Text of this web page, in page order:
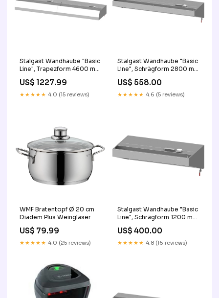
Stalgast Wandhaube "Basic
Line", Trapezform 4600 mm
x 1100 mm mit
Flammschutzfilter Typ B
REVIEW
US$ 1227.99
★★★★★ 4.0 (15 reviews)
Stalgast Wandhaube "Basic
Line", Schrägform 2800 mm
x 600 mm mit
Flammschutzfilter Typ B
READY
US$ 558.00
★★★★★ 4.6 (5 reviews)
WMF Bratentopf Ø 20 cm
Diadem Plus Weingläser
US$ 79.99
★★★★★ 4.0 (25 reviews)
Stalgast Wandhaube "Basic
Line", Schrägform 1200 mm
x 600 mm mit
Flammschutzfilter Typ B
READY
US$ 400.00
★★★★★ 4.8 (16 reviews)